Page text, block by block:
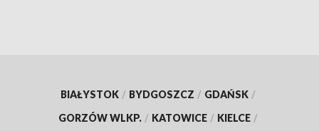
BIAŁYSTOK / BYDGOSZCZ / GDAŃSK /
GORZÓW WLKP. / KATOWICE / KIELCE /